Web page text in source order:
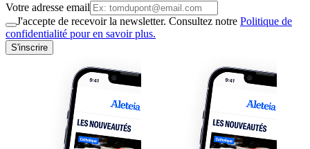
Votre adresse email
J'accepte de recevoir la newsletter. Consultez notre Politique de
confidentialité pour en savoir plus.
S'inscrire